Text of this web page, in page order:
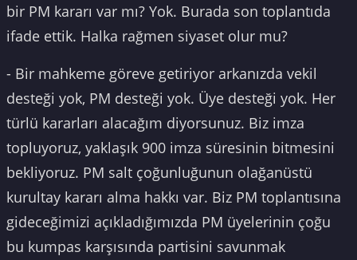
bir PM kararı var mı? Yok. Burada son toplantıda
ifade ettik. Halka rağmen siyaset olur mu?
- Bir mahkeme göreve getiriyor arkanızda vekil
desteği yok, PM desteği yok. Üye desteği yok. Her
türlü kararları alacağım diyorsunuz. Biz imza
topluyoruz, yaklaşık 900 imza süresinin bitmesini
bekliyoruz. PM salt çoğunluğunun olağanüstü
kurultay kararı alma hakkı var. Biz PM toplantısına
gideceğimizi açıkladığımızda PM üyelerinin çoğu
bu kumpas karşısında partisini savunmak